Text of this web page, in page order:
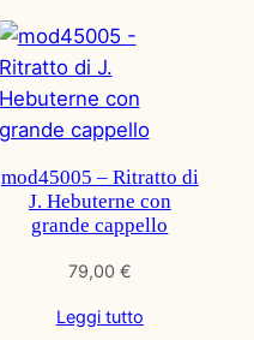
mod45005 – Ritratto di
J. Hebuterne con
grande cappello
79,00 €
Leggi tutto